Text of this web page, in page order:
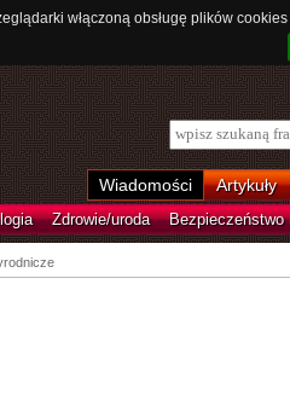
włączoną obsługę plików
Wiadomości Artykuły
Zdrowie/uroda Bezpieczeństwo